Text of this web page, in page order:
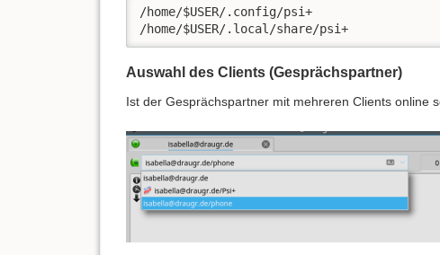
/home/$USER/.config/psi+
/home/$USER/.local/share/psi+
Auswahl des Clients (Gesprächspartner)
Ist der Gesprächspartner mit mehreren Clients online